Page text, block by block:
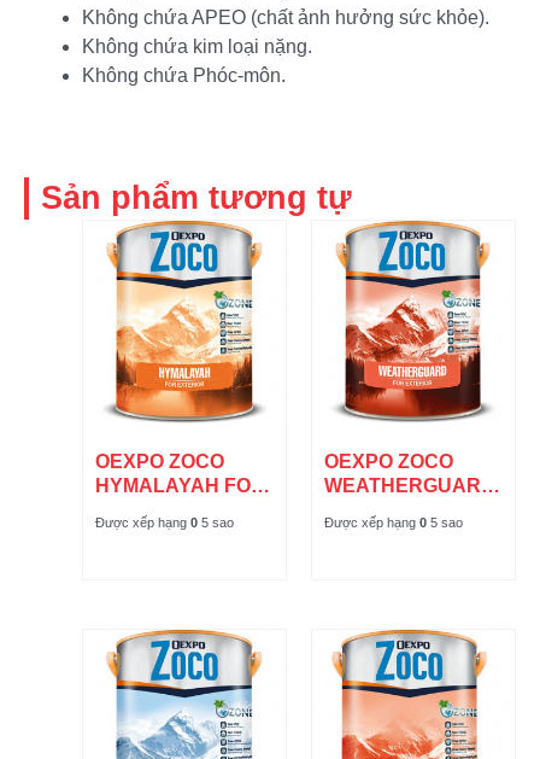
Không chứa APEO (chất ảnh hưởng sức khỏe).
Không chứa kim loại nặng.
Không chứa Phóc-môn.
Sản phẩm tương tự
OEXPO ZOCO
HYMALAYAH FOR
EXTERIOR
Được xếp hạng 0 5 sao
OEXPO ZOCO
WEATHERGUARD
FOR EXTERIOR
Được xếp hạng 0 5 sao